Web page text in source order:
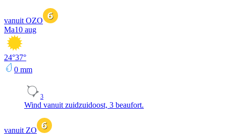
vanuit OZO
Ma10 aug
24°37°
0 mm
3
Wind vanuit zuidzuidoost, 3 beaufort.
vanuit ZO